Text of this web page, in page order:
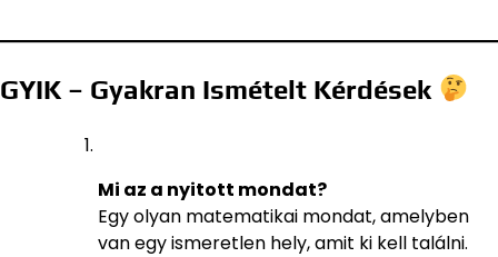
GYIK – Gyakran Ismételt Kérdések
Mi az a nyitott mondat?
Egy olyan matematikai mondat, amelyben
van egy ismeretlen hely, amit ki kell találni.